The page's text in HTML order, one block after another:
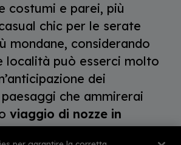
costumi e parei, più
chic per le serate
mondane, considerando
località può esserci molto
dei
che ammirerai
viaggio di nozze in
i romantici film ambientati